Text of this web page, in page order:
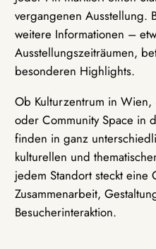
vergangenen Ausstellung.
weitere Informationen –
Ausstellungszeiträumen,
besonderen Highlights.
Ob Kulturzentrum in Wien,
oder Community Space in
finden in ganz
kulturellen und
jedem Standort steckt eine
Zusammenarbeit,
Besucherinteraktion.